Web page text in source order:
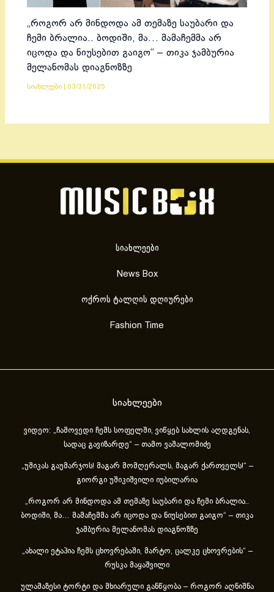
„როგორ არ მინდოდა ამ თემაზე საუბარი და
ჩემი ბრალია.. ბოდიში, მა… მამაჩემმა არ
იცოდა და ნიუსებით გაიგო“ – თიკა ჯამბურია
მელანომას დიაგნოზზე
სიახლეები 03/31/2025
სიახლეები
News Box
ოქროს ტალღის დღიურები
Fashion Time
სიახლეები
ვიდეო: „ჩამოვედი ჩემს სოფელში, ვიწყებ სახლის აღდგენას,
სადაც გავიზარდე“ – თამო ვაშალომიძე
„უშიკას გაუმარჯოს! მაგარ მომღერალს, მაგარ ქართველს!“ –
გიორგი უშიკიშვილი იუბილარია
„როგორ არ მინდოდა ამ თემაზე საუბარი და ჩემი ბრალია..
ბოდიში, მა… მამაჩემმა არ იცოდა და ნიუსებით გაიგო“ – თიკა
ჯამბურია მელანომას დიაგნოზზე
„ახა­ლი ეტა­პია ჩემს ცხოვ­რე­ბა­ში, მარ­ტო, ცალ­კე ცხოვ­რე­ბის“ –
რუსკა მაყაშვილი
ულამაზესი ტორტი და მხიარული განწყობა – როგორ აღნიშნა